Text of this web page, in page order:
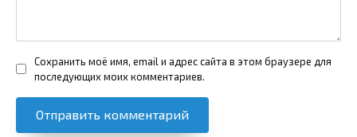
Сохранить моё имя, email и адрес сайта в этом браузере для
последующих моих комментариев.